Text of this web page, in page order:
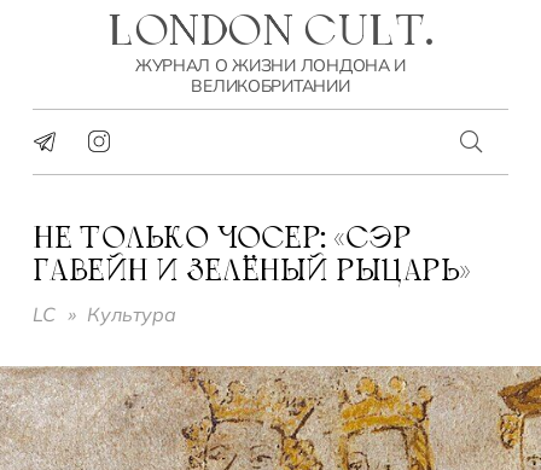
LONDON CULT.
ЖУРНАЛ О ЖИЗНИ ЛОНДОНА И
ВЕЛИКОБРИТАНИИ
НЕ ТОЛЬКО ЧОСЕР: «СЭР
ГАВЕЙН И ЗЕЛЁНЫЙ РЫЦАРЬ»
LC » Культура